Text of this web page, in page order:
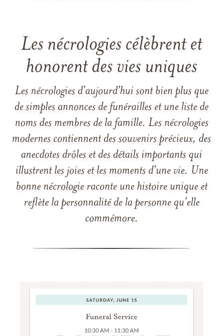
Les nécrologies célèbrent et
honorent des vies uniques
Les nécrologies d'aujourd'hui sont bien plus que
de simples annonces de funérailles et une liste de
noms des membres de la famille. Les nécrologies
modernes contiennent des souvenirs précieux, des
anecdotes drôles et des détails importants qui
illustrent les joies et les moments d'une vie. Une
bonne nécrologie raconte une histoire unique et
reflète la personnalité de la personne qu'elle
commémore.